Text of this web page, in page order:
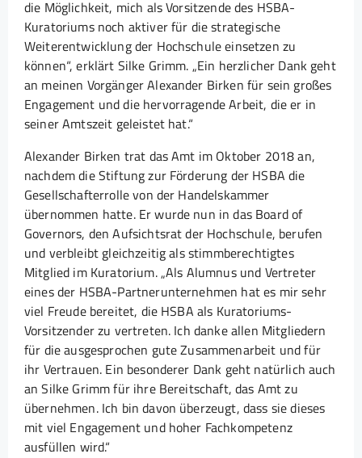
die Möglichkeit, mich als Vorsitzende des HSBA-
Kuratoriums noch aktiver für die strategische
Weiterentwicklung der Hochschule einsetzen zu
können“, erklärt Silke Grimm. „Ein herzlicher Dank geht
an meinen Vorgänger Alexander Birken für sein großes
Engagement und die hervorragende Arbeit, die er in
seiner Amtszeit geleistet hat.“
Alexander Birken trat das Amt im Oktober 2018 an,
nachdem die Stiftung zur Förderung der HSBA die
Gesellschafterrolle von der Handelskammer
übernommen hatte. Er wurde nun in das Board of
Governors, den Aufsichtsrat der Hochschule, berufen
und verbleibt gleichzeitig als stimmberechtigtes
Mitglied im Kuratorium. „Als Alumnus und Vertreter
eines der HSBA-Partnerunternehmen hat es mir sehr
viel Freude bereitet, die HSBA als Kuratoriums-
Vorsitzender zu vertreten. Ich danke allen Mitgliedern
für die ausgesprochen gute Zusammenarbeit und für
ihr Vertrauen. Ein besonderer Dank geht natürlich auch
an Silke Grimm für ihre Bereitschaft, das Amt zu
übernehmen. Ich bin davon überzeugt, dass sie dieses
mit viel Engagement und hoher Fachkompetenz
ausfüllen wird.“